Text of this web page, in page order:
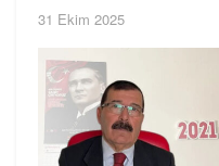
31 Ekim 2025